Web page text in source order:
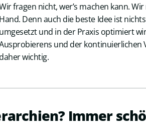
fragen nicht, wer’s machen kann.
Hand. Denn auch die beste Idee ist
umgesetzt und in der Praxis optimiert
und der kontinuierlichen
wichtig.
Immer